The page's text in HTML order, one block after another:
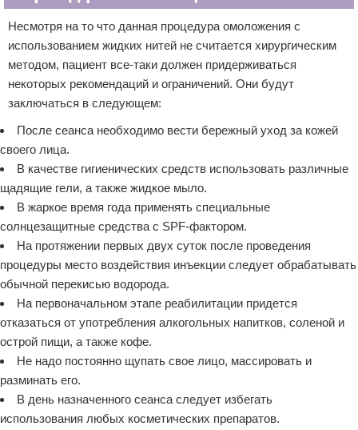
Несмотря на то что данная процедура омоложения с
использованием жидких нитей не считается хирургическим
методом, пациент все-таки должен придерживаться
некоторых рекомендаций и ограничений. Они будут
заключаться в следующем:
После сеанса необходимо вести бережный уход за кожей
своего лица.
В качестве гигиенических средств использовать различные
щадящие гели, а также жидкое мыло.
В жаркое время года применять специальные
солнцезащитные средства с SPF-фактором.
На протяжении первых двух суток после проведения
процедуры место воздействия инъекции следует обрабатывать
обычной перекисью водорода.
На первоначальном этапе реабилитации придется
отказаться от употребления алкогольных напитков, соленой и
острой пищи, а также кофе.
Не надо постоянно щупать свое лицо, массировать и
разминать его.
В день назначенного сеанса следует избегать
использования любых косметических препаратов.